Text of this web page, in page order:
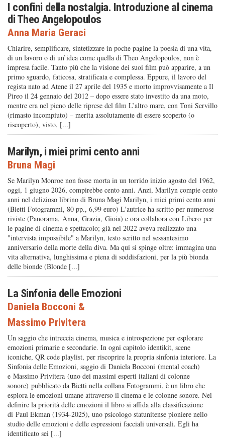
I confini della nostalgia. Introduzione al cinema
di Theo Angelopoulos
Anna Maria Geraci
Chiarire, semplificare, sintetizzare in poche pagine la poesia di una vita,
di un lavoro o di un’idea come quella di Theo Angelopoulos, non è
impresa facile. Tanto più che la visione dei suoi film può apparire, a un
primo sguardo, faticosa, stratificata e complessa. Eppure, il lavoro del
regista nato ad Atene il 27 aprile del 1935 e morto improvvisamente a Il
Pireo il 24 gennaio del 2012 – dopo essere stato investito da una moto,
mentre era nel pieno delle riprese del film L’altro mare, con Toni Servillo
(rimasto incompiuto) – merita assolutamente di essere scoperto (o
riscoperto), visto, [...]
Marilyn, i miei primi cento anni
Bruna Magi
Se Marilyn Monroe non fosse morta in un torrido inizio agosto del 1962,
oggi, 1 giugno 2026, compirebbe cento anni. Anzi, Marilyn compie cento
anni nel delizioso librino di Bruna Magi Marilyn, i miei primi cento anni
(Bietti Fotogrammi, 80 pp., 6,99 euro) L'autrice ha scritto per numerose
riviste (Panorama, Anna, Grazia, Gioia) e ora collabora con Libero per
le pagine di cinema e spettacolo; già nel 2022 aveva realizzato una
"intervista impossibile" a Marilyn, testo scritto nel sessantesimo
anniversario della morte della diva. Ma qui si spinge oltre: immagina una
vita alternativa, lunghissima e piena di soddisfazioni, per la più bionda
delle bionde (Blonde [...]
La Sinfonia delle Emozioni
Daniela Bocconi &
Massimo Privitera
Un saggio che intreccia cinema, musica e introspezione per esplorare
emozioni primarie e secondarie. In ogni capitolo identikit, scene
iconiche, QR code playlist, per riscoprire la propria sinfonia interiore. La
Sinfonia delle Emozioni, saggio di Daniela Bocconi (mental coach)
e Massimo Privitera (uno dei massimi esperti italiani di colonne
sonore) pubblicato da Bietti nella collana Fotogrammi, è un libro che
esplora le emozioni umane attraverso il cinema e le colonne sonore. Nel
definire la priorità delle emozioni il libro si affida alla classificazione
di Paul Ekman (1934-2025), uno psicologo statunitense pioniere nello
studio delle emozioni e delle espressioni facciali universali. Egli ha
identificato sei [...]